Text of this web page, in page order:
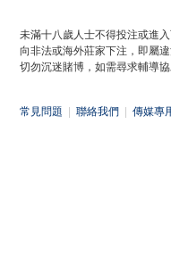
未滿十八歲人士不得投注或進入
向非法或海外莊家下注，即屬違
切勿沉迷賭博，如需尋求輔導
常見問題 聯絡我們 傳媒專